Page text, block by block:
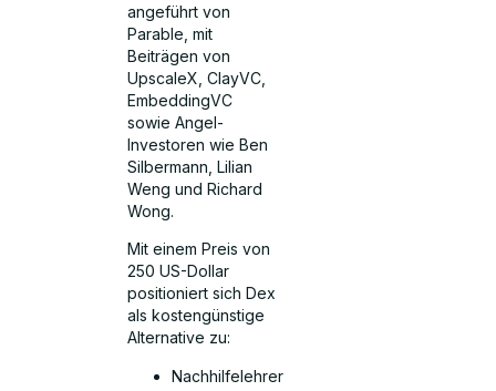
angeführt von
Parable, mit
Beiträgen von
UpscaleX, ClayVC,
EmbeddingVC
sowie Angel-
Investoren wie Ben
Silbermann, Lilian
Weng und Richard
Wong.
Mit einem Preis von
250 US-Dollar
positioniert sich Dex
als kostengünstige
Alternative zu:
Nachhilfelehrer